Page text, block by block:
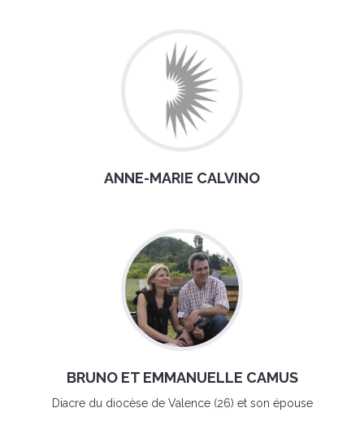
ANNE-MARIE CALVINO
BRUNO ET EMMANUELLE CAMUS
Diacre du diocèse de Valence (26) et son épouse